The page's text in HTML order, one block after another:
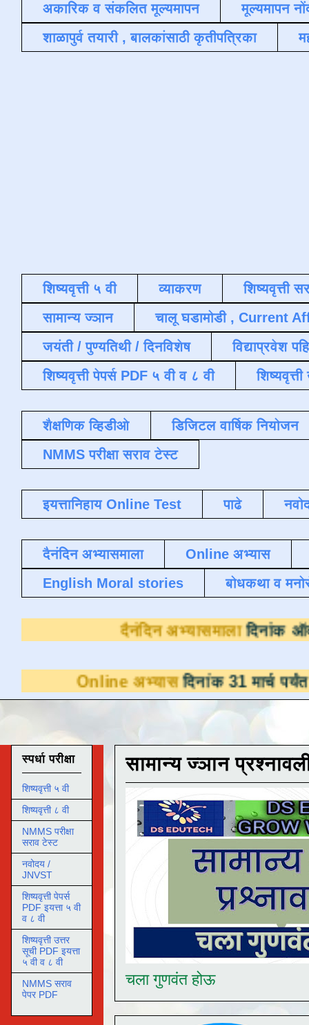
अकारिक व संकलित मूल्यमापन
मूल्यमापन
शाळापुर्व तयारी , बालकांसाठी कृतीपत्रिका
शिष्यवृत्ती ५ वी व्याकरण
शिष्यवृत्ती
सामान्य ज्ञान
चालू घडामोडी , Current
जयंती / पुण्यतिथी / दिनविशेष
विद्याप्रवेश
शिष्यवृत्ती पेपर्स PDF ५ वी व ८ वी
शैक्षणिक व्हिडीओ
डिजिटल वार्षिक नियोजन
NMMS परीक्षा सराव टेस्ट
इयत्तानिहाय Online Test पाढे
दैनंदिन अभ्यासमाला
Online अभ्यास
English Moral stories
बोधकथा व
दैनंदिन
अभ्यासदिनांक 31 मार्च पर्यंत
सामान्य ज्ञान
चला गुणवंत होऊ
स्पर्धा परीक्षा
शिष्यवृत्ती ५ वी
शिष्यवृत्ती ८ वी
NMMS परीक्षा
सराव टेस्ट
नवोदय /
JNVST
शिष्यवृत्ती पेपर्स
PDF इयत्ता ५ वी
व ८ वी
शिष्यवृत्ती उत्तर
सूची PDF इयत्ता
५ वी व ८ वी
NMMS सराव
पेपर PDF